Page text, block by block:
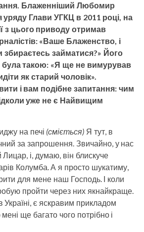
Блаженніший Любомир
уряду Глави УГКЦ в 2011 році, на
з цього приводу отримав
«Ваше Блаженство, і
займатися?» Його
була такою: «Я ще не вимурував
як старий чоловік».
і вам подібне запитання: чим
уже не є Найвищим
на печі (сміється) Я тут, в
за запрошення. Звичайно, у нас
і, думаю, він блискуче
Колумба. А я просто шукатиму,
для мене наш Господь. І коли
пройти через них якнайкраще.
Україні, є яскравим прикладом
ще багато чого потрібно і